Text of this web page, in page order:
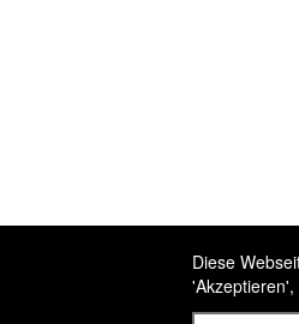
Diese